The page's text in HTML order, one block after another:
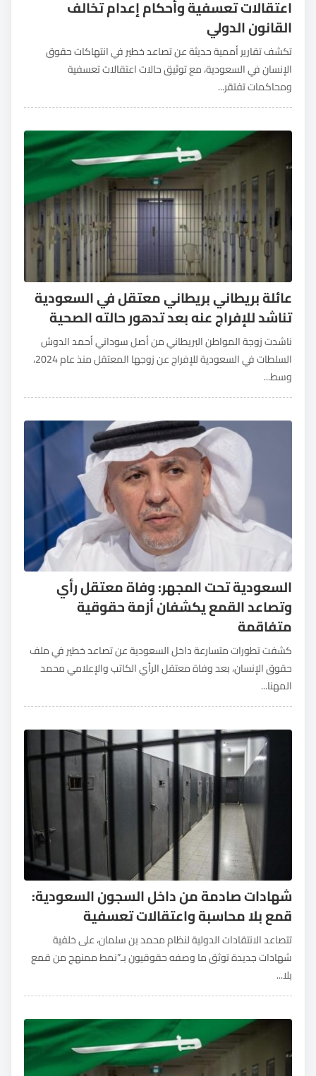
اعتقالات تعسفية وأحكام إعدام تخالف
القانون الدولي
تكشف تقارير أممية حديثة عن تصاعد خطير في انتهاكات حقوق
الإنسان في السعودية، مع توثيق حالات اعتقالات تعسفية
ومحاكمات تفتقر...
عائلة بريطاني بريطاني معتقل في السعودية
تناشد للإفراج عنه بعد تدهور حالته الصحية
ناشدت زوجة المواطن البريطاني من أصل سوداني أحمد الدوش
السلطات في السعودية للإفراج عن زوجها المعتقل منذ عام 2024،
وسط...
السعودية تحت المجهر: وفاة معتقل رأي
وتصاعد القمع يكشفان أزمة حقوقية
متفاقمة
كشفت تطورات متسارعة داخل السعودية عن تصاعد خطير في ملف
حقوق الإنسان، بعد وفاة معتقل الرأي الكاتب والإعلامي محمد
المهنا...
شهادات صادمة من داخل السجون السعودية:
قمع بلا محاسبة واعتقالات تعسفية
تتصاعد الانتقادات الدولية لنظام محمد بن سلمان، على خلفية
شهادات جديدة توثق ما وصفه حقوقيون بـ”نمط ممنهج من قمع
بلا...